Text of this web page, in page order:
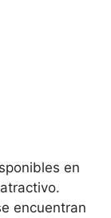
en
encuentran